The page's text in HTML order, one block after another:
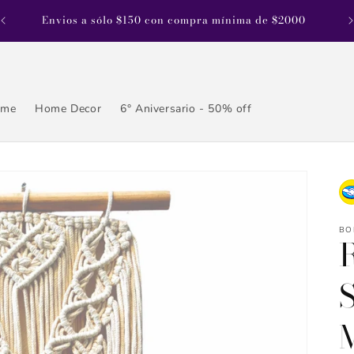
Envios a sólo $150 con compra mínima de $2000
Home Decor 6° Aniversario - 50% off